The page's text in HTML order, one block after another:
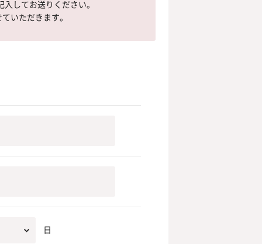
してお送りください。
いただきます。
日